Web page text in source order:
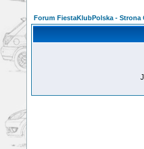
Forum FiestaKlubPolska - Strona